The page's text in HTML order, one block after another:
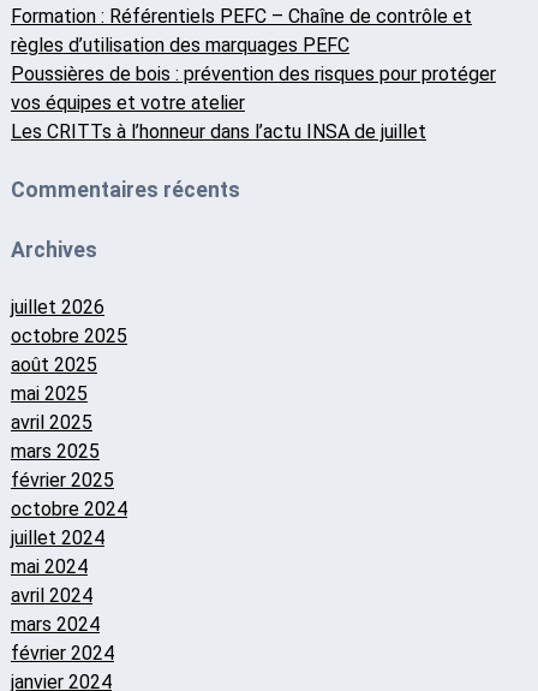
Formation : Référentiels PEFC – Chaîne de contrôle et
règles d’utilisation des marquages PEFC
Poussières de bois : prévention des risques pour protéger
vos équipes et votre atelier
Les CRITTs à l’honneur dans l’actu INSA de juillet
Commentaires récents
Archives
juillet 2026
octobre 2025
août 2025
mai 2025
avril 2025
mars 2025
février 2025
octobre 2024
juillet 2024
mai 2024
avril 2024
mars 2024
février 2024
janvier 2024